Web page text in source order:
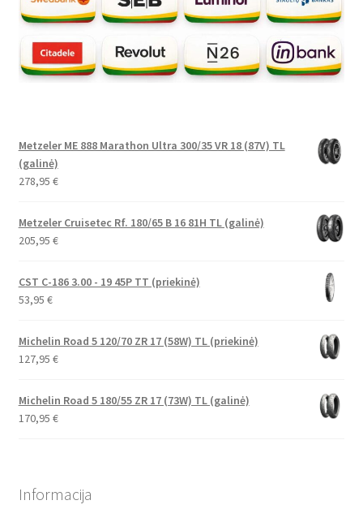
Metzeler ME 888 Marathon Ultra 300/35 VR 18 (87V) TL
(galinė)
278,95 €
Metzeler Cruisetec Rf. 180/65 B 16 81H TL (galinė)
205,95 €
CST C-186 3.00 - 19 45P TT (priekinė)
53,95 €
Michelin Road 5 120/70 ZR 17 (58W) TL (priekinė)
127,95 €
Michelin Road 5 180/55 ZR 17 (73W) TL (galinė)
170,95 €
Informacija